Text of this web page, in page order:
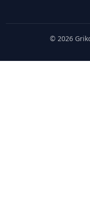
© 2026